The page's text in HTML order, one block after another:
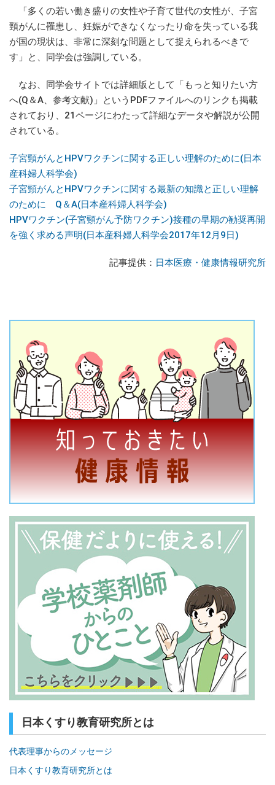
「多くの若い働き盛りの女性や子育て世代の女性が、子宮
頸がんに罹患し、妊娠ができなくなったり命を失っている我
が国の現状は、非常に深刻な問題として捉えられるべきで
す」と、同学会は強調している。
なお、同学会サイトでは詳細版として「もっと知りたい方
へ(Q＆A、参考文献)」というPDFファイルへのリンクも掲載
されており、21ページにわたって詳細なデータや解説が公開
されている。
子宮頸がんとHPVワクチンに関する正しい理解のために(日本
産科婦人科学会)
子宮頸がんとHPVワクチンに関する最新の知識と正しい理解
のために Q＆A(日本産科婦人科学会)
HPVワクチン(子宮頸がん予防ワクチン)接種の早期の勧奨再開
を強く求める声明(日本産科婦人科学会2017年12月9日)
記事提供： 日本医療・健康情報研究所
日本くすり教育研究所とは
代表理事からのメッセージ
日本くすり教育研究所とは